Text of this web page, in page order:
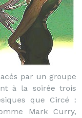
par un groupe
à la soirée trois
que Circé :
Mark Curry,